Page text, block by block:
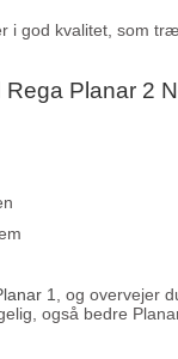
i god kvalitet, som
Planar 2
1
, og overvejer
også bedre